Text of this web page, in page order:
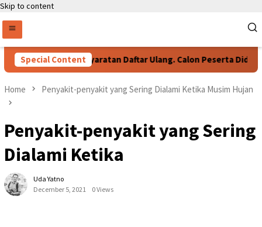
Skip to content
Special ContentPersyaratan Daftar Ulang. Calon Peserta Didik
Home Penyakit-penyakit yang Sering Dialami Ketika Musim Hujan
Penyakit-penyakit yang Sering
Dialami Ketika
Uda Yatno
December 5, 2021
0 Views